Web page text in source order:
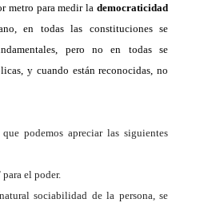
metro para medir lademocraticidad
en todas las constituciones se
pero no en todas se
y cuando están reconocidas, no
podemos apreciar las siguientes
para el poder.
sociabilidad de la persona, se